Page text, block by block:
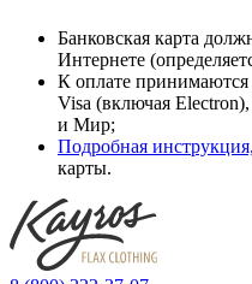
Банковская карта
Интернете
К оплате
Visa (включая
и Мир;
Подробная инструкция,
карты.